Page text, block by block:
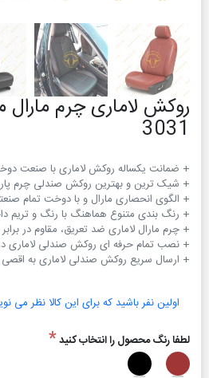
روکش لاماری چرم مارال
3031
+ ارسال سریع روکش صندلی لاماری به
اولین نفر باشید که برای این کالا نظر می
لطفا رنگ محصول را انتخاب کنید*